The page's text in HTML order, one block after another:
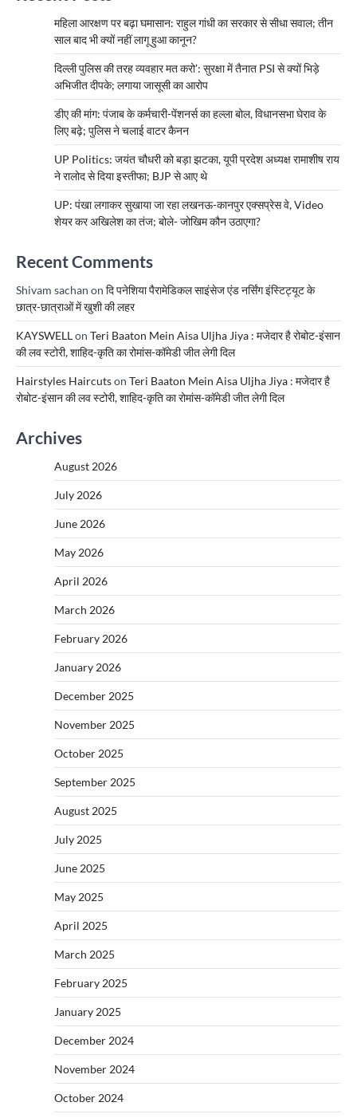
महिला आरक्षण पर बढ़ा घमासान: राहुल गांधी का सरकार से सीधा सवाल; तीन
साल बाद भी क्यों नहीं लागू हुआ कानून?
दिल्ली पुलिस की तरह व्यवहार मत करो’: सुरक्षा में तैनात PSI से क्यों भिड़े
अभिजीत दीपके; लगाया जासूसी का आरोप
डीए की मांग: पंजाब के कर्मचारी-पेंशनर्स का हल्ला बोल, विधानसभा घेराव के
लिए बढ़े; पुलिस ने चलाई वाटर कैनन
UP Politics: जयंत चौधरी को बड़ा झटका, यूपी प्रदेश अध्यक्ष रामाशीष राय
ने रालोद से दिया इस्तीफा; BJP से आए थे
UP: पंखा लगाकर सुखाया जा रहा लखनऊ-कानपुर एक्सप्रेस वे, Video
शेयर कर अखिलेश का तंज; बोले- जोखिम कौन उठाएगा?
Recent Comments
Shivam sachan on दि पनेशिया पैरामेडिकल साइंसेज एंड नर्सिंग इंस्टिट्यूट के
छात्र-छात्राओं में खुशी की लहर
KAYSWELLon Teri Baaton Mein Aisa Uljha Jiya : मजेदार है रोबोट-इंसान
की लव स्टोरी, शाहिद-कृति का रोमांस-कॉमेडी जीत लेगी दिल
Hairstyles Haircutson Teri Baaton Mein Aisa Uljha Jiya : मजेदार है
रोबोट-इंसान की लव स्टोरी, शाहिद-कृति का रोमांस-कॉमेडी जीत लेगी दिल
Archives
August 2026
July 2026
June 2026
May 2026
April 2026
March 2026
February 2026
January 2026
December 2025
November 2025
October 2025
September 2025
August 2025
July 2025
June 2025
May 2025
April 2025
March 2025
February 2025
January 2025
December 2024
November 2024
October 2024